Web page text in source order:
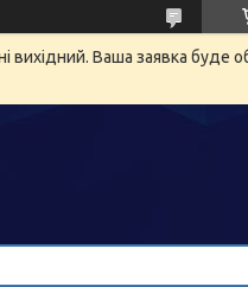
вихідний. Ваша заявка буде